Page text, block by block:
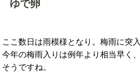
ゆで卵
ここ数日は雨模様となり。梅雨に突
今年の梅雨入りは例年より相当早く、
そうですね。